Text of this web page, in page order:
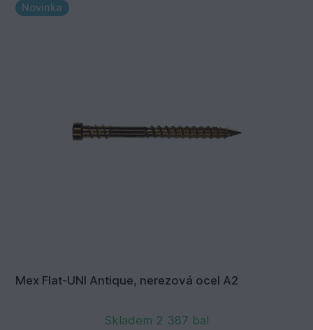
Novinka
Mex Flat-UNI Antique, nerezová ocel A2
Skladem 2 387 bal